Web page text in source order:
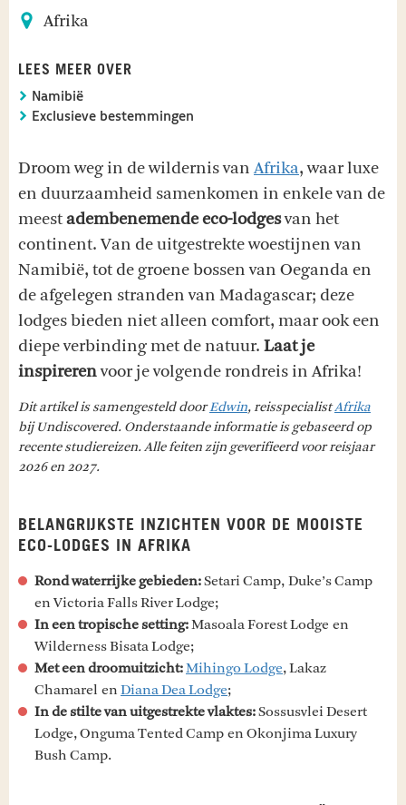
Afrika
LEES MEER OVER
Namibië
Exclusieve bestemmingen
Droom weg in de wildernis vanAfrika, waar luxe
en duurzaamheid samenkomen in enkele van de
meestadembenemende eco-lodgesvan het
continent. Van de uitgestrekte woestijnen van
Namibië, tot de groene bossen van Oeganda en
de afgelegen stranden van Madagascar; deze
lodges bieden niet alleen comfort, maar ook een
diepe verbinding met de natuur. Laat je
inspirerenvoor je volgende rondreis in Afrika!
Dit artikel is samengesteld doorEdwin, reisspecialistAfrika
bij Undiscovered. Onderstaande informatie is gebaseerd op
recente studiereizen. Alle feiten zijn geverifieerd voor reisjaar
2026 en 2027.
BELANGRIJKSTE INZICHTEN VOOR DE MOOISTE
ECO-LODGES IN AFRIKA
Rond waterrijke gebieden:Setari Camp, Duke’s Camp
en Victoria Falls River Lodge;
In een tropische setting:Masoala Forest Lodge en
Wilderness Bisata Lodge;
Met een droomuitzicht:Mihingo Lodge, Lakaz
Chamarel en Diana Dea Lodge;
In de stilte van uitgestrekte vlaktes:Sossusvlei Desert
Lodge, Onguma Tented Camp en Okonjima Luxury
Bush Camp.